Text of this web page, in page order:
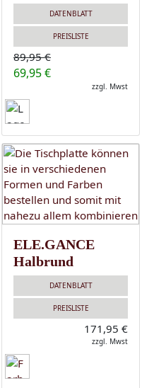
DATENBLATT
PREISLISTE
89,95 €
69,95 €
zzgl. Mwst
ELE.GANCE
Halbrund
DATENBLATT
PREISLISTE
171,95 €
zzgl. Mwst